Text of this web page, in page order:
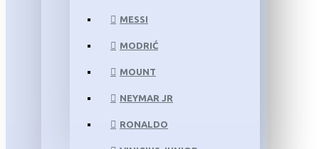
MESSI
MODRIĆ
MOUNT
NEYMAR JR
RONALDO